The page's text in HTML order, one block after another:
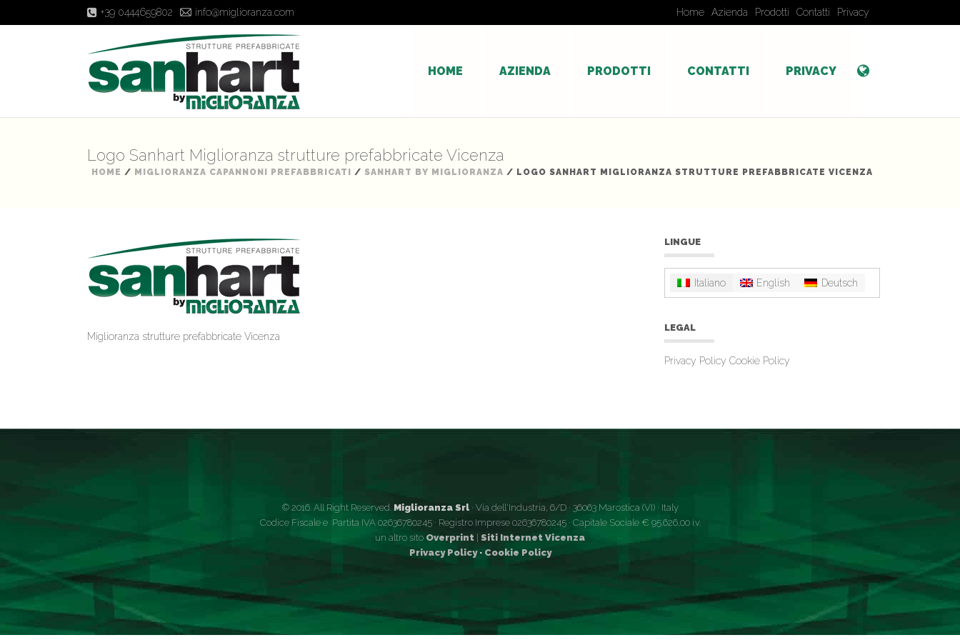
+39 0444659802 info@miglioranza.com Home Azienda Prodotti Contatti Privacy
HOME AZIENDA PRODOTTI CONTATTI PRIVACY
Logo Sanhart Miglioranza strutture prefabbricate Vicenza
HOME / MIGLIORANZA CAPANNONI PREFABBRICATI / SANHART BY MIGLIORANZA / LOGO SANHART MIGLIORANZA STRUTTURE PREFABBRICATE VICENZA
Miglioranza strutture prefabbricate Vicenza
LINGUE
Italiano English Deutsch
LEGAL
Privacy Policy Cookie Policy
© 2016. All Right Reserved. Miglioranza Srl· Via dell'Industria, 6/D · 36063 Marostica (VI) · Italy
Codice Fiscale e Partita IVA 02636780245 · Registro Imprese 02636780245 · Capitale Sociale € 95.626,00 i.v.
un altro sito Overprint Siti Internet Vicenza
Privacy Policy · Cookie Policy